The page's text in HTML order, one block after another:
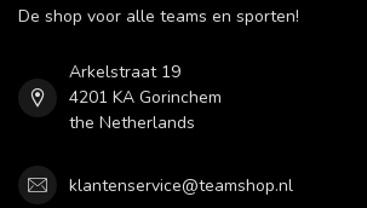
De shop voor alle teams en sporten!
Arkelstraat 19
4201 KA Gorinchem
the Netherlands
klantenservice@teamshop.nl